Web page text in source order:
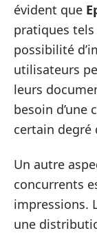
évident que
pratiques
possibilité
utilisateurs
leurs
besoin
certain degré
Un autre
concurrents
impressions.
une